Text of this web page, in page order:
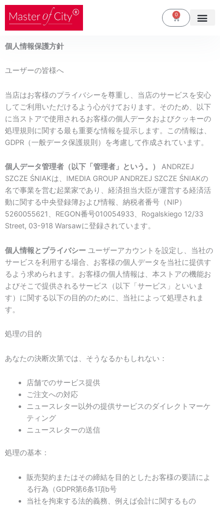
内
を
ス
キ
0
カ
ー
個人情報保護方針
ユーザーの皆様へ
当店はお客様のプライバシーを尊重し、当店のサービスを安心
してご利用いただけるよう心がけております。そのため、以下
に当ストアで使用されるお客様の個人データおよびクッキーの
処理規則に関する最も重要な情報を提示します。この情報は、
GDPR（一般データ保護規則）を考慮して作成されています。
個人データ管理者（以下「管理者」という。）
ANDRZEJ
SZCZE ŚNIAKは、IMEDIA GROUP ANDRZEJ SZCZE ŚNIAKの
名で事業を営む起業家であり、経済担当大臣が運営する経済活
動に関する中央登録簿および情報、納税者番号（NIP）
5260055621、REGON番号010054933、Rogalskiego 12/33
Street, 03-918 Warsawに登録されています。
個人情報とプライバシー ユーザーアカウントを設定し、当社の
サービスを利用する場合、お客様の個人データを当社に提供す
るよう求められます。お客様の個人情報は、本ストアの機能お
よびそこで提供されるサービス（以下「サービス」といいま
す）に関する以下の目的のために、当社によって処理されま
す。
処理の目的
あなたの決断次第では、そうなるかもしれない：
店舗でのサービス提供
ご注文への対応
ニュースレター以外の提供サービスのダイレクトマーケ
ティング
ニュースレターの送信
処理の基本：
販売契約またはその締結を目的としたお客様の要請によ
る行為（GDPR第6条1項b号
当社を拘束する法的義務、例えば会計に関するもの